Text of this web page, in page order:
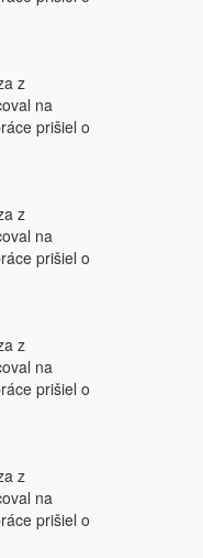
z
na
prišiel o
z
na
prišiel o
z
na
prišiel o
z
na
prišiel o